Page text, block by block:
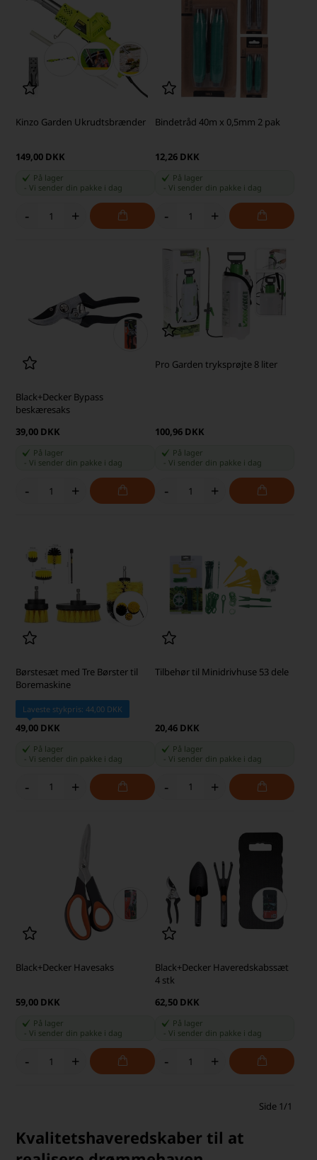
Kinzo Garden Ukrudtsbrænder
149,00 DKK
På lager
-Vi sender din pakke i dag
- +
Bindetråd 40m x 0,5mm 2 pak
12,26 DKK
På lager
Vi sender din pakke i dag
- +
Black+Decker Bypass
beskæresaks
39,00 DKK
På lager
-Vi sender din pakke i dag
- +
Pro Garden tryksprøjte 8 liter
100,96 DKK
På lager
Vi sender din pakke i dag
- +
Børstesæt med Tre Børster til
Boremaskine
Laveste stykpris: 44,00 DKK
49,00 DKK
På lager
-Vi sender din pakke i dag
- +
Tilbehør til Minidrivhuse 53 dele
20,46 DKK
På lager
Vi sender din pakke i dag
- +
Black+Decker Havesaks
59,00 DKK
På lager
-Vi sender din pakke i dag
- +
Black+Decker Haveredskabssæt
4 stk
62,50 DKK
På lager
Vi sender din pakke i dag
- +
Side 1/1
Kvalitetshaveredskaber til at